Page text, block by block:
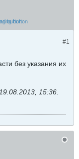
#1
без указания их
19.08.2013, 15:36